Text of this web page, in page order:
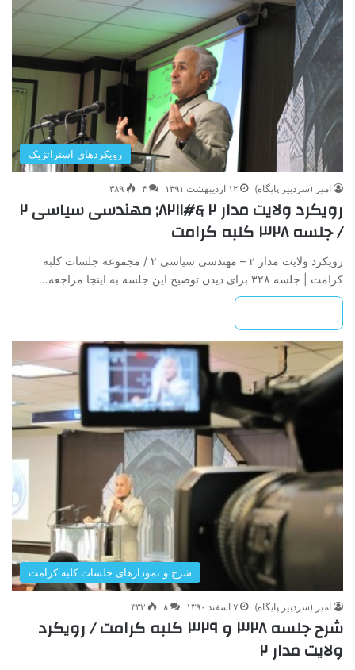
رویکردهای استراتژیک
امیر (سردبیر پایگاه) ۱۲ اردیبهشت ۱۳۹۱ ۴ ۳۸۹
رویکرد ولایت مدار ۲ &#۸۲۱۱; مهندسی سیاسی ۲
/ جلسه ۳۲۸ کلبه کرامت
رویکرد ولایت مدار ۲ – مهندسی سیاسی ۲ / مجموعه جلسات کلبه
کرامت | جلسه ۳۲۸ برای دیدن توضیح این جلسه به اینجا مراجعه…
شرح و نمودارهای جلسات کلبه کرامت
امیر (سردبیر پایگاه) ۷ اسفند ۱۳۹۰ ۸ ۴۳۳
شرح جلسه ۳۲۸ و ۳۲۹ کلبه کرامت / رویکرد
ولایت مدار ۲